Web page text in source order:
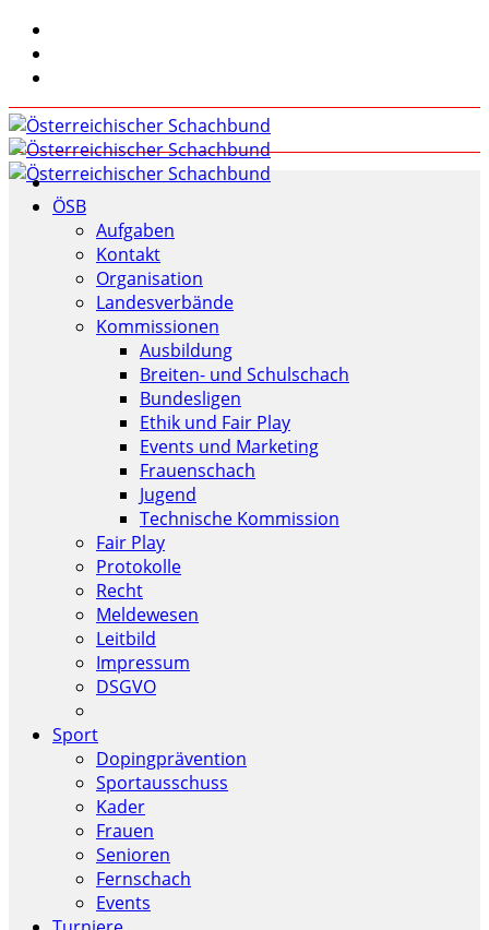
ÖSB
Aufgaben
Kontakt
Organisation
Landesverbände
Kommissionen
Ausbildung
Breiten- und Schulschach
Bundesligen
Ethik und Fair Play
Events und Marketing
Frauenschach
Jugend
Technische Kommission
Fair Play
Protokolle
Recht
Meldewesen
Leitbild
Impressum
DSGVO
Sport
Dopingprävention
Sportausschuss
Kader
Frauen
Senioren
Fernschach
Events